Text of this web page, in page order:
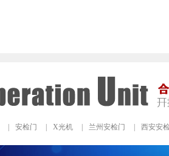
安检门 X光机 兰州安检门 西安安